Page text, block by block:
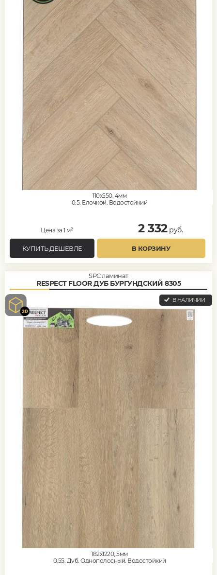
110x550, 4мм
0,5, Елочкой, Водостойкий
Цена за 1 м² 2 332руб.
КУПИТЬ ДЕШЕВЛЕ В КОРЗИНУ
SPC ламинат
RESPECT FLOOR ДУБ БУРГУНДСКИЙ 8305
В НАЛИЧИИ
182x1220, 5мм
0,55, Дуб, Однополосный, Водостойкий